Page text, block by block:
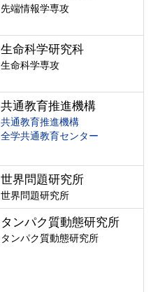
先端情報学専攻
生命科学研究科
生命科学専攻
共通教育推進機構
共通教育推進機構
全学共通教育センター
世界問題研究所
世界問題研究所
タンパク質動態研究所
タンパク質動態研究所